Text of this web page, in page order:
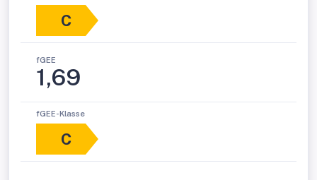
C
fGEE
1,69
fGEE-Klasse
C